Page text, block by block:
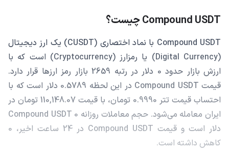
Compound USDT چیست؟
Compound USDT با نماد اختصاری (CUSDT) یک ارز دیجیتال
(Digital Currency) یا رمزارز (Cryptocurrency) است که با
ارزش بازار حدود 0 دلار در رتبه 2659 بازار رمز ارزها قرار دارد.
قیمت Compound USDT در این لحظه 0.5789 دلار است که با
احتساب قیمت تتر 0.9990 تومان، با قیمت 110,148.07 تومان در
ایران معامله می‌شود. حجم معاملات روزانه Compound USDT 0
دلار است و قیمت Compound USDT در 24 ساعت اخیر، 0
کاهش داشته است.